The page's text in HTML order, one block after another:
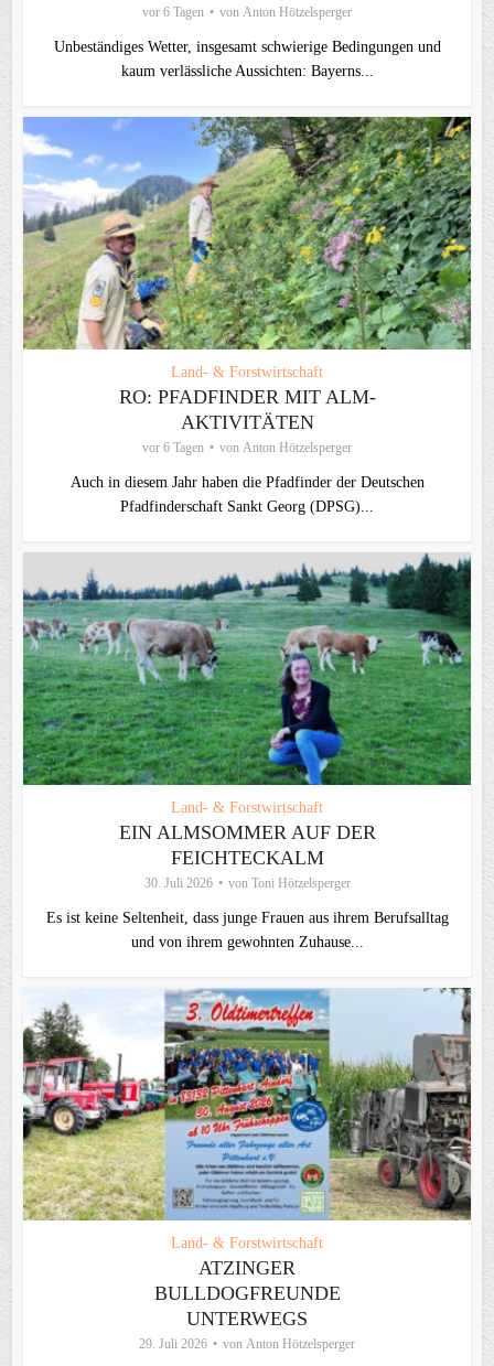
vor 6 Tagen von Anton Hötzelsperger
Unbeständiges Wetter, insgesamt schwierige Bedingungen und
kaum verlässliche Aussichten: Bayerns...
Land- & Forstwirtschaft
RO: PFADFINDER MIT ALM-
AKTIVITÄTEN
vor 6 Tagen von Anton Hötzelsperger
Auch in diesem Jahr haben die Pfadfinder der Deutschen
Pfadfinderschaft Sankt Georg (DPSG)...
Land- & Forstwirtschaft
EIN ALMSOMMER AUF DER
FEICHTECKALM
30. Juli 2026 von Toni Hötzelsperger
Es ist keine Seltenheit, dass junge Frauen aus ihrem Berufsalltag
und von ihrem gewohnten Zuhause...
Land- & Forstwirtschaft
ATZINGER
BULLDOGFREUNDE
UNTERWEGS
29. Juli 2026 von Anton Hötzelsperger